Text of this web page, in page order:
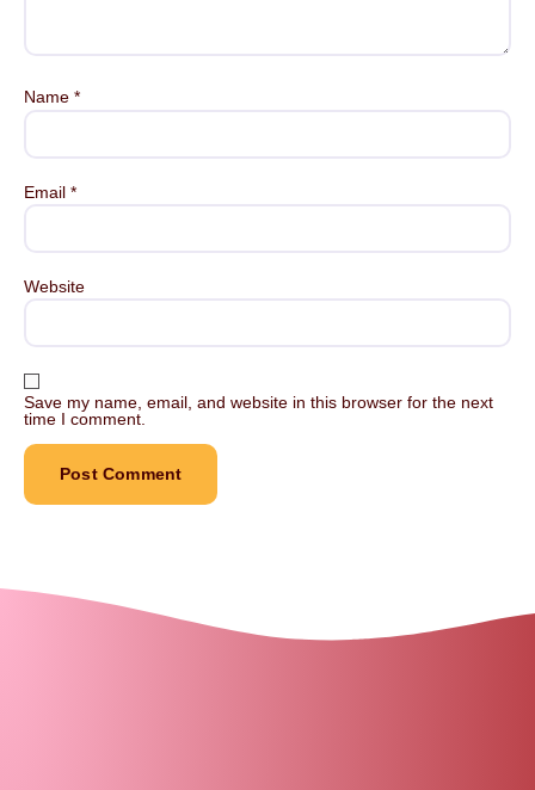
Name *
Email *
Website
Save my name, email, and website in this browser for the next
time I comment.